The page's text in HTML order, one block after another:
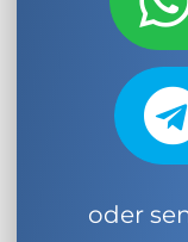
oder